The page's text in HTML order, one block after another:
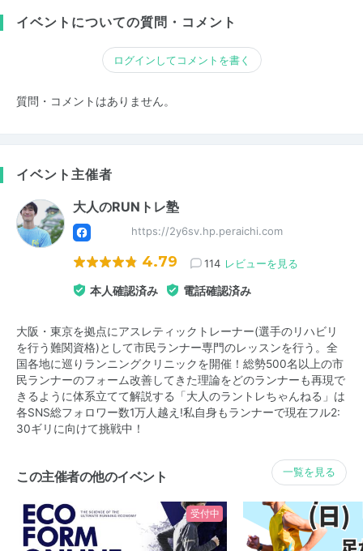
イベントについての質問・コメント
ログインしてコメントを書く
質問・コメントはありません。
イベント主催者
大人のRUNトレ塾
https://2y6sv.hp.peraichi.com
4.79 114 レビューを見る
本人確認済み 電話確認済み
大阪・東京を拠点にアスレティックトレーナー(選手のリハビリ
を行う難関資格)として市民ランナー専門のレッスンを行う。全
国各地に巡りランニングクリニックを開催！総勢500名以上の市
民ランナーのフォーム改善してきた理論をどのランナーも再現で
きるように体系立てて解説する「大人のラントレちゃんねる」は
各SNS総フォロワー数1万人越え!私自身もランナーで現在フル2:
30ギリに向けて挑戦中！
この主催者の他のイベント 一覧を見る
受付中